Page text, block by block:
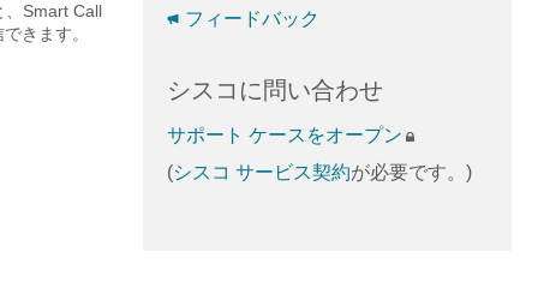
、Smart Call
きます。
フィードバック
シスコに問い合わせ
サポート ケースをオープン
(シスコ サービス契約が必要です。)